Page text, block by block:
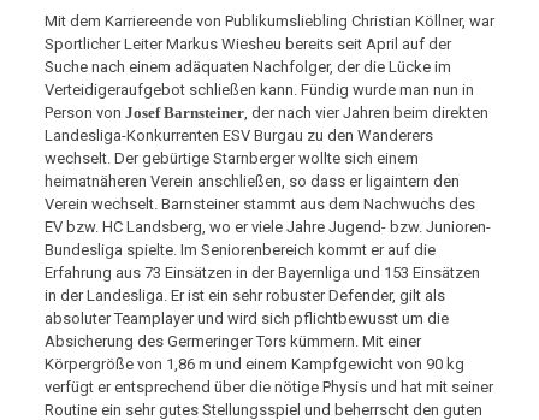
Mit dem Karriereende von Publikumsliebling Christian Köllner, war
Sportlicher Leiter Markus Wiesheu bereits seit April auf der
Suche nach einem adäquaten Nachfolger, der die Lücke im
Verteidigeraufgebot schließen kann. Fündig wurde man nun in
Person von Josef Barnsteiner, der nach vier Jahren beim direkten
Landesliga-Konkurrenten ESV Burgau zu den Wanderers
wechselt. Der gebürtige Starnberger wollte sich einem
heimatnäheren Verein anschließen, so dass er ligaintern den
Verein wechselt. Barnsteiner stammt aus dem Nachwuchs des
EV bzw. HC Landsberg, wo er viele Jahre Jugend- bzw. Junioren-
Bundesliga spielte. Im Seniorenbereich kommt er auf die
Erfahrung aus 73 Einsätzen in der Bayernliga und 153 Einsätzen
in der Landesliga. Er ist ein sehr robuster Defender, gilt als
absoluter Teamplayer und wird sich pflichtbewusst um die
Absicherung des Germeringer Tors kümmern. Mit einer
Körpergröße von 1,86 m und einem Kampfgewicht von 90 kg
verfügt er entsprechend über die nötige Physis und hat mit seiner
Routine ein sehr gutes Stellungsspiel und beherrscht den guten